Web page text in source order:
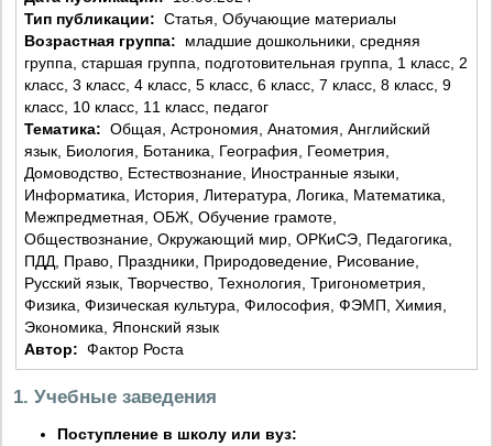
Тип публикации: Статья, Обучающие материалы
Возрастная группа:
группа, старшая группа, подготовительная группа, 1 класс, 2
класс, 3 класс, 4 класс, 5 класс, 6 класс, 7 класс, 8 класс, 9
класс, 10 класс, 11 класс, педагог
Тематика: Общая, Астрономия, Анатомия, Английский
язык, Биология, Ботаника, География, Геометрия,
Домоводство, Естествознание, Иностранные языки,
Информатика, История, Литература, Логика, Математика,
Межпредметная, ОБЖ, Обучение грамоте,
Обществознание, Окружающий мир, ОРКиСЭ, Педагогика,
ПДД, Право, Праздники, Природоведение, Рисование,
Русский язык, Творчество, Технология, Тригонометрия,
Физика, Физическая культура, Философия, ФЭМП, Химия,
Экономика, Японский язык
Автор: Фактор Роста
1. Учебные заведения
Поступление в школу или вуз: